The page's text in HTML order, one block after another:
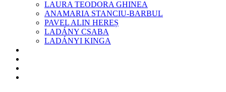
LAURA TEODORA GHINEA
ANAMARIA STANCIU-BARBUL
PAVEL ALIN HEREȘ
LADÁNY CSABA
LADÁNYI KINGA